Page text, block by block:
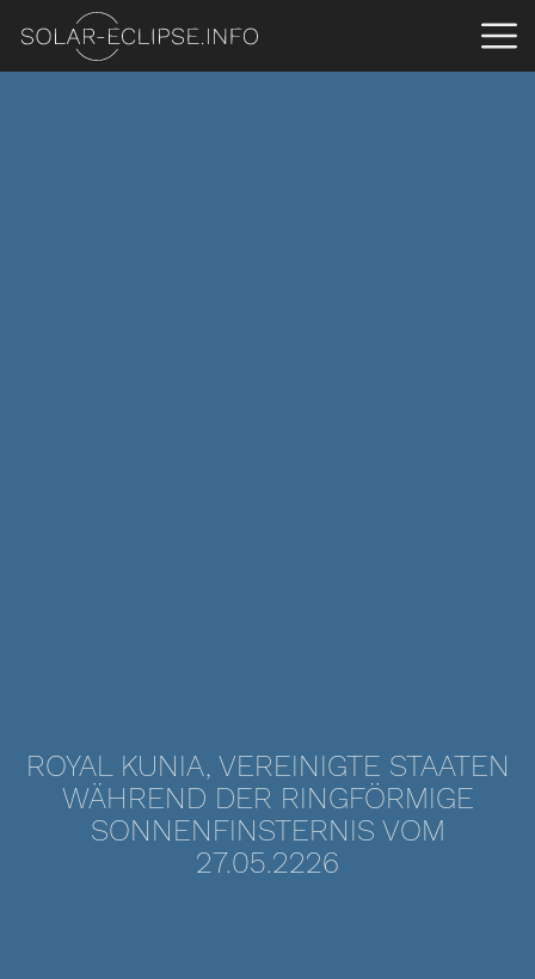
ROYAL KUNIA, VEREINIGTE STAATEN
WÄHREND DER RINGFÖRMIGE
SONNENFINSTERNIS VOM
27.05.2226